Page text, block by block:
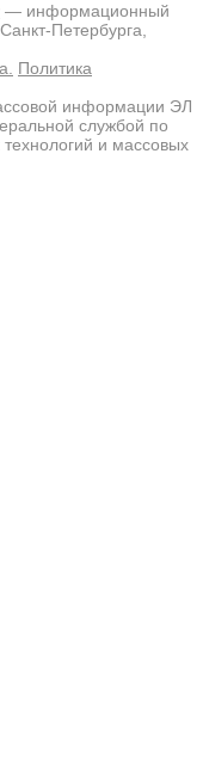
— информационный
Петербурга,
Политика
информации ЭЛ
службой по
и массовых